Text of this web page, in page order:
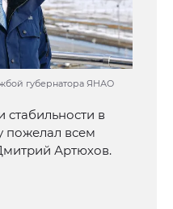
губернатора ЯНАО
стабильности в
пожелал всем
Артюхов.